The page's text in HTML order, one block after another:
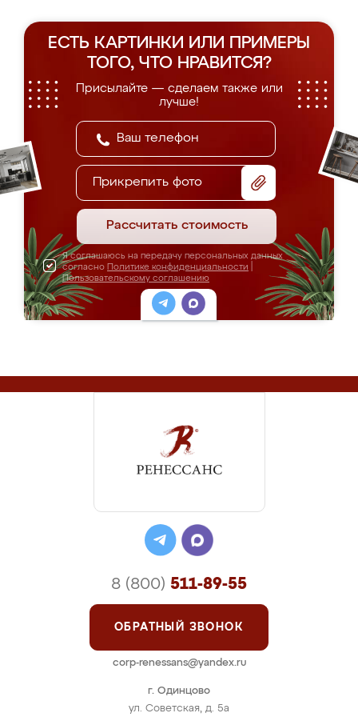
ЕСТЬ КАРТИНКИ ИЛИ ПРИМЕРЫ
ТОГО, ЧТО НРАВИТСЯ?
Присылайте — сделаем также или
лучше!
Прикрепить фото
Рассчитать стоимость
Я соглашаюсь на передачу персональных данных
согласно Политике конфиденциальности
Пользовательскому соглашению
г. Одинцово
ул. Советская, д. 5а
8 (800) 511-89-55
ОБРАТНЫЙ ЗВОНОК
corp-renessans@yandex.ru